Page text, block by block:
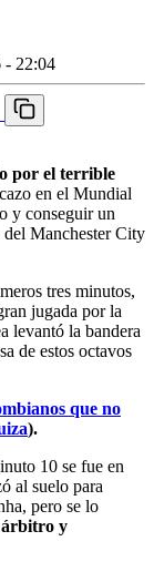
- 22:04
por el terrible
en el Mundial
y conseguir un
Manchester City
tres minutos,
jugada por la
levantó la bandera
de estos octavos
que no
).
10 se fue en
al suelo para
pero se lo
y